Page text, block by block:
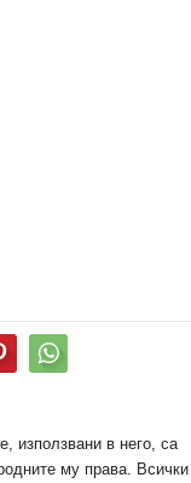
използвани в него, са
му права. Всички